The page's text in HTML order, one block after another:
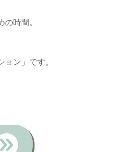
の時間。
ン」です。